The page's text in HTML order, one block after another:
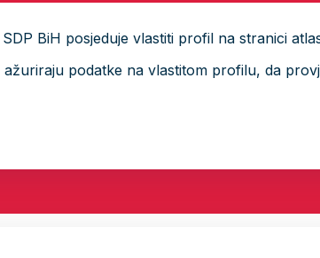
BiH posjeduje vlastiti profil na stranici
podatke na vlastitom profilu, da